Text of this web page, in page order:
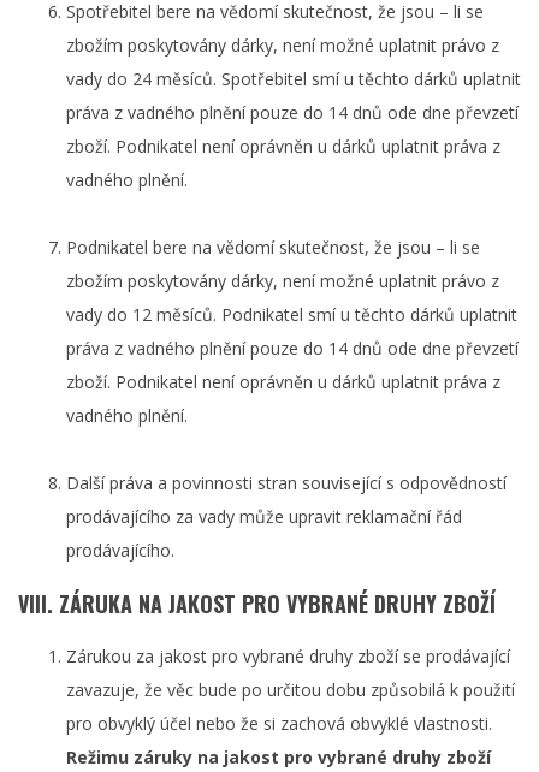
Spotřebitel bere na vědomí skutečnost, že jsou – li se
zbožím poskytovány dárky, není možné uplatnit právo z
vady do 24 měsíců. Spotřebitel smí u těchto dárků uplatnit
práva z vadného plnění pouze do 14 dnů ode dne převzetí
zboží. Podnikatel není oprávněn u dárků uplatnit práva z
vadného plnění.
Podnikatel bere na vědomí skutečnost, že jsou – li se
zbožím poskytovány dárky, není možné uplatnit právo z
vady do 12 měsíců. Podnikatel smí u těchto dárků uplatnit
práva z vadného plnění pouze do 14 dnů ode dne převzetí
zboží. Podnikatel není oprávněn u dárků uplatnit práva z
vadného plnění.
Další práva a povinnosti stran související s odpovědností
prodávajícího za vady může upravit reklamační řád
prodávajícího.
VIII. ZÁRUKA NA JAKOST PRO VYBRANÉ DRUHY ZBOŽÍ
Zárukou za jakost pro vybrané druhy zboží se prodávající
zavazuje, že věc bude po určitou dobu způsobilá k použití
pro obvyklý účel nebo že si zachová obvyklé vlastnosti.
Režimu záruky na jakost pro vybrané druhy zboží